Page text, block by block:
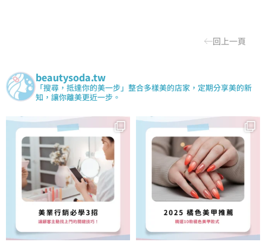
回上一頁
beautysoda.tw
「搜尋，抵達你的美一步」整合多樣美的店家，定期分享美的新
知，讓你離美更近一步。